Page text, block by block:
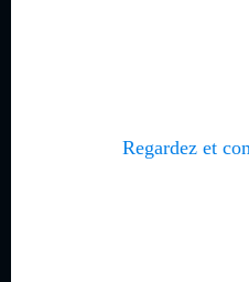
Regardez et